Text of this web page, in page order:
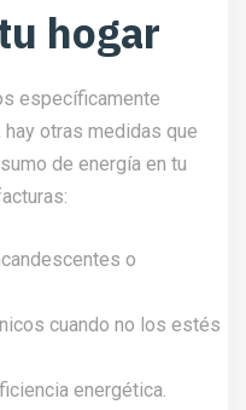
hogar
específicamente
otras medidas que
de energía en tu
o
cuando no los estés
energética.